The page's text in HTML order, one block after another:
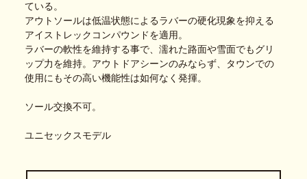
ている。
アウトソールは低温状態によるラバーの硬化現象を抑える
アイストレックコンパウンドを適用。
ラバーの軟性を維持する事で、濡れた路面や雪面でもグリ
ップ力を維持。アウトドアシーンのみならず、タウンでの
使用にもその高い機能性は如何なく発揮。
ソール交換不可。
ユニセックスモデル